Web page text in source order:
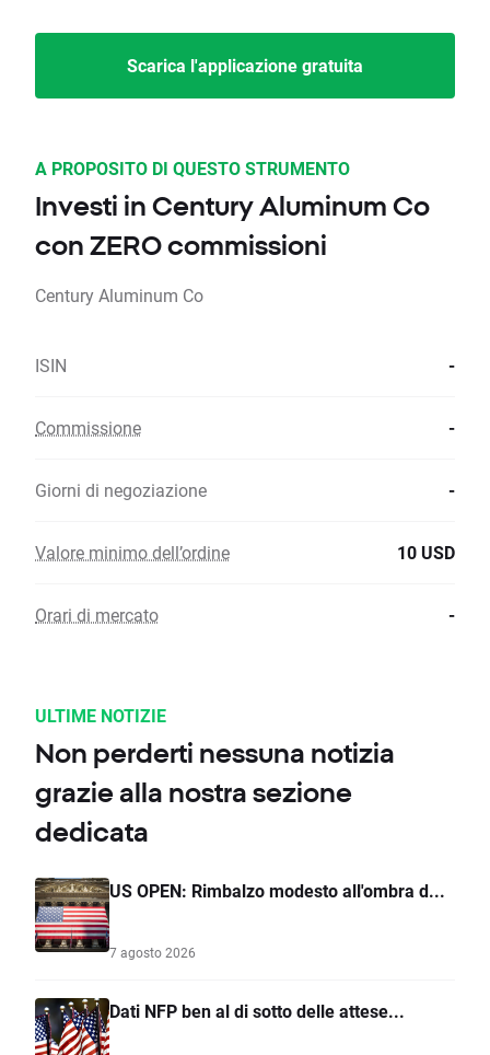
Scarica l'applicazione gratuita
A PROPOSITO DI QUESTO STRUMENTO
Investi in Century Aluminum Co
con ZERO commissioni
Century Aluminum Co
ISIN -
Commissione -
Giorni di negoziazione -
Valore minimo dell’ordine 10 USD
Orari di mercato -
ULTIME NOTIZIE
Non perderti nessuna notizia
grazie alla nostra sezione
dedicata
US OPEN: Rimbalzo modesto all'ombra d...
7 agosto 2026
Dati NFP ben al di sotto delle attese...